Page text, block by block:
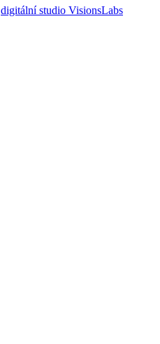
digitální studio VisionsLabs